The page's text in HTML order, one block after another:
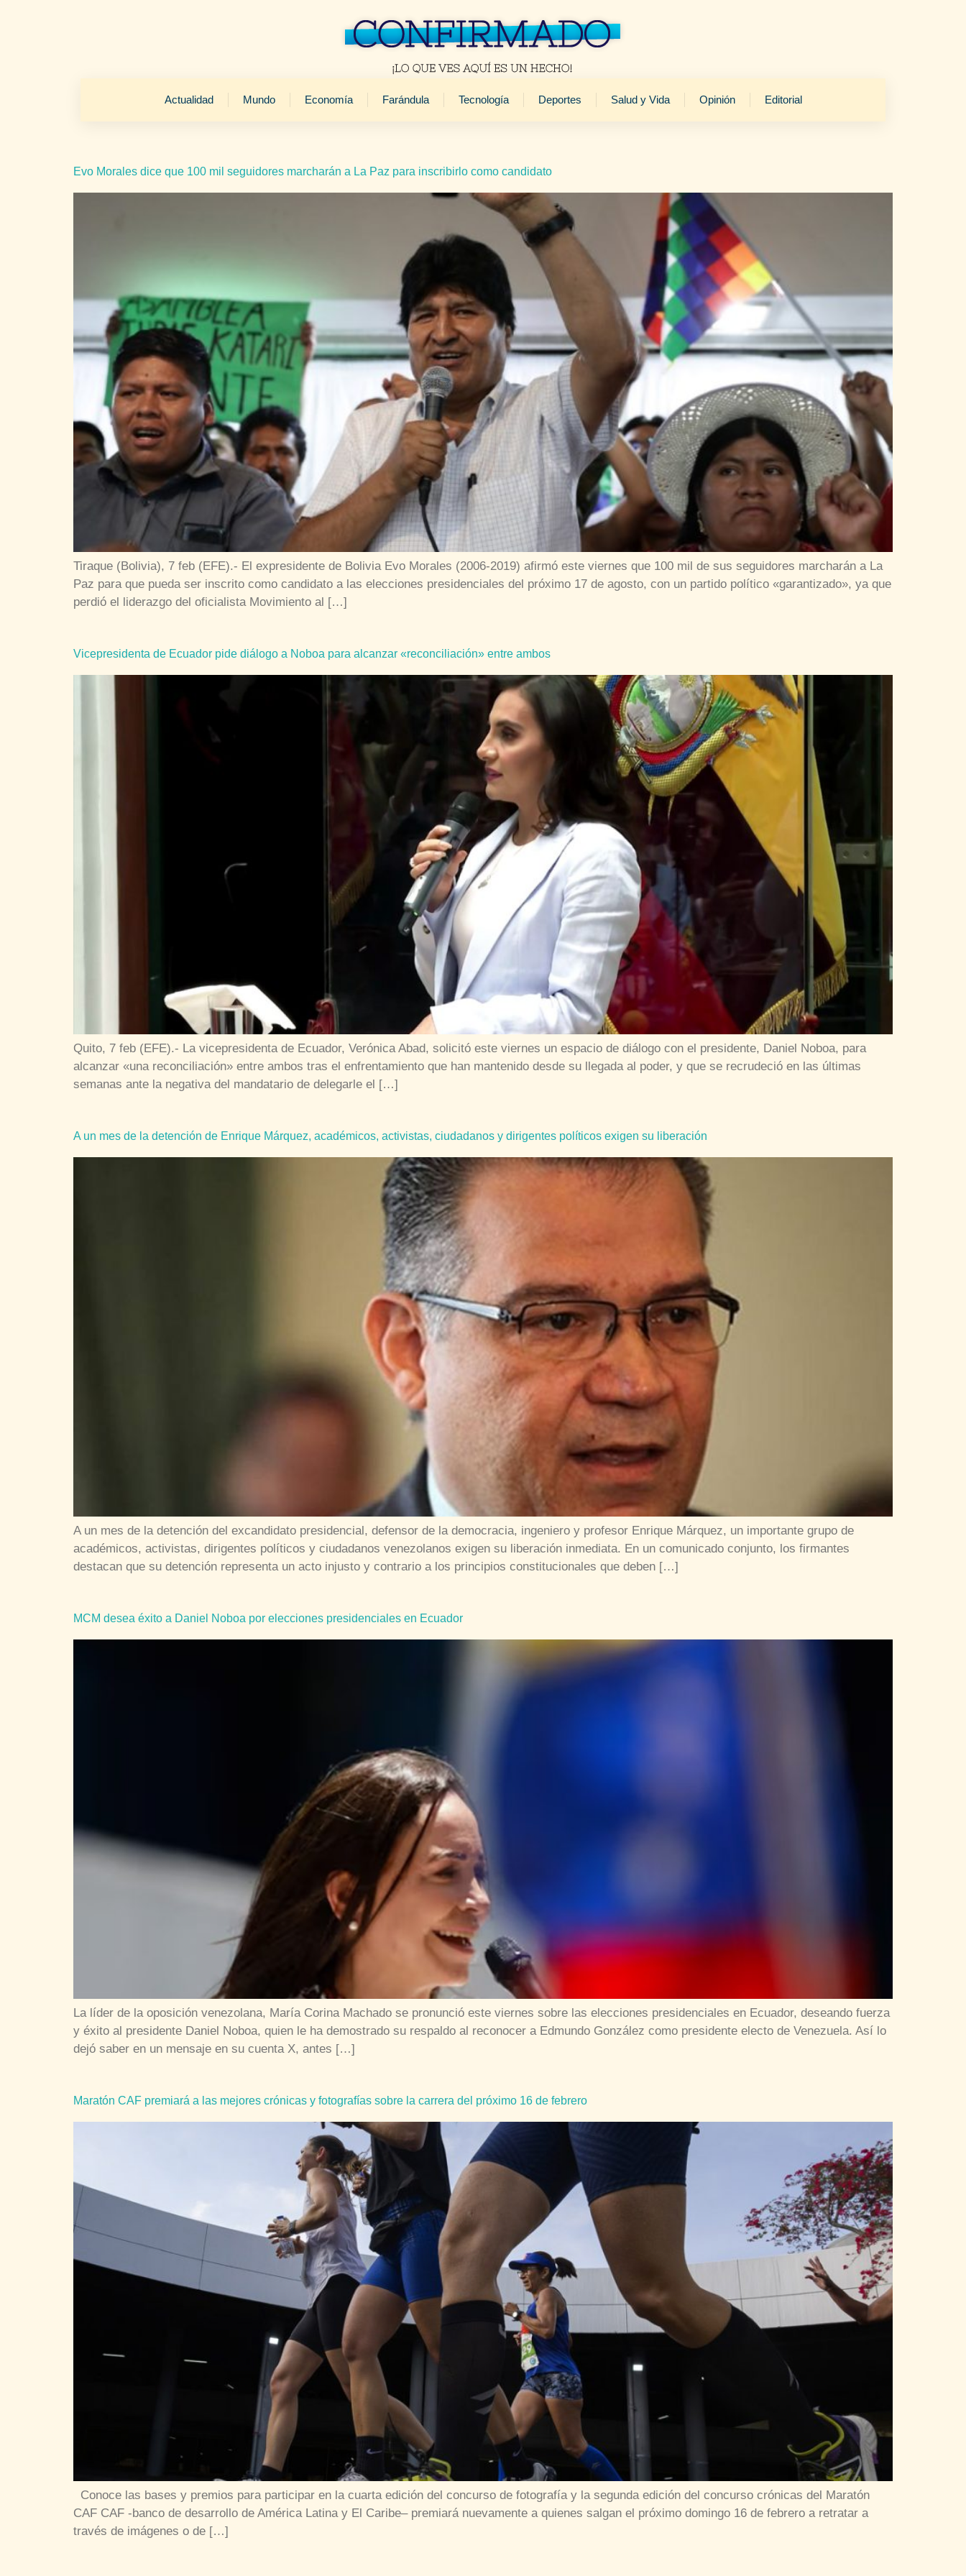
Actualidad Mundo Economía Farándula Tecnología Deportes Salud y Vida Opinión Editorial
Evo Morales dice que 100 mil seguidores marcharán a La Paz para inscribirlo como candidato
Tiraque (Bolivia), 7 feb (EFE).- El expresidente de Bolivia Evo Morales (2006-2019) afirmó este viernes que 100 mil de sus seguidores marcharán a La
Paz para que pueda ser inscrito como candidato a las elecciones presidenciales del próximo 17 de agosto, con un partido político «garantizado», ya que
perdió el liderazgo del oficialista Movimiento al […]
Vicepresidenta de Ecuador pide diálogo a Noboa para alcanzar «reconciliación» entre ambos
Quito, 7 feb (EFE).- La vicepresidenta de Ecuador, Verónica Abad, solicitó este viernes un espacio de diálogo con el presidente, Daniel Noboa, para
alcanzar «una reconciliación» entre ambos tras el enfrentamiento que han mantenido desde su llegada al poder, y que se recrudeció en las últimas
semanas ante la negativa del mandatario de delegarle el […]
A un mes de la detención de Enrique Márquez, académicos, activistas, ciudadanos y dirigentes políticos exigen su liberación
A un mes de la detención del excandidato presidencial, defensor de la democracia, ingeniero y profesor Enrique Márquez, un importante grupo de
académicos, activistas, dirigentes políticos y ciudadanos venezolanos exigen su liberación inmediata. En un comunicado conjunto, los firmantes
destacan que su detención representa un acto injusto y contrario a los principios constitucionales que deben […]
MCM desea éxito a Daniel Noboa por elecciones presidenciales en Ecuador
La líder de la oposición venezolana, María Corina Machado se pronunció este viernes sobre las elecciones presidenciales en Ecuador, deseando fuerza
y éxito al presidente Daniel Noboa, quien le ha demostrado su respaldo al reconocer a Edmundo González como presidente electo de Venezuela. Así lo
dejó saber en un mensaje en su cuenta X, antes […]
Maratón CAF premiará a las mejores crónicas y fotografías sobre la carrera del próximo 16 de febrero
Conoce las bases y premios para participar en la cuarta edición del concurso de fotografía y la segunda edición del concurso crónicas del Maratón
CAF CAF -banco de desarrollo de América Latina y El Caribe– premiará nuevamente a quienes salgan el próximo domingo 16 de febrero a retratar a
través de imágenes o de […]